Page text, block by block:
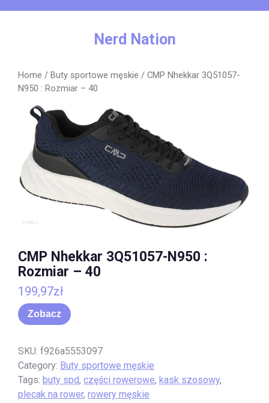
Nerd Nation
Home / Buty sportowe męskie / CMP Nhekkar 3Q51057-
N950 : Rozmiar – 40
CMP Nhekkar 3Q51057-N950 :
Rozmiar – 40
199,97zł
Zobacz
SKU: f926a5553097
Category: Buty sportowe męskie
Tags: buty spd, części rowerowe, kask szosowy,
plecak na rower, rowery męskie